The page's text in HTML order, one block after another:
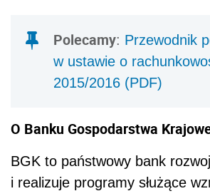
Polecamy: Przewodnik
w ustawie o
2015/2016 (PDF)
O Banku Gospodarstwa
BGK to państwowy bank
i realizuje programy służące